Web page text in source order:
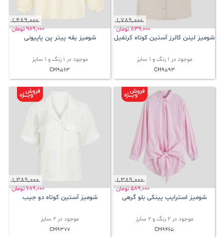
1٬789٬000
839٬000تومان
شومیز لینن کالرز آستین کوتاه کرتفیل
موجود در 1 رنگ و 1 سایز
CH9593
1٬489٬000
989٬000تومان
شومیز یقه پیتر پن پاپیونی
موجود در 1 رنگ و 1 سایز
CH9563
1٬389٬000
589٬000تومان
شومیز استرایپ پینکی بلو گرهی
موجود در 2 رنگ و 2 سایز
CH9465
1٬389٬000
689٬000تومان
شومیز آستین کوتاه دو جیب
موجود در 2 سایز
CH9377